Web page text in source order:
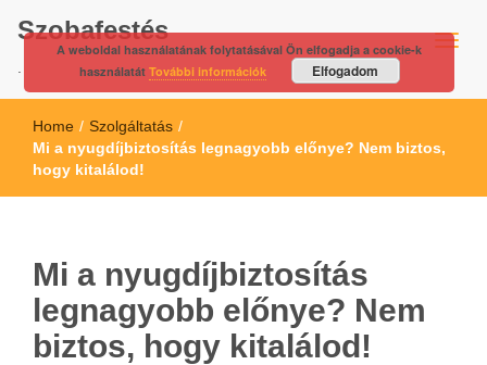
Szobafestés
Home / Szolgáltatás /
Mi a nyugdíjbiztosítás legnagyobb előnye? Nem biztos,
hogy kitalálod!
Mi a nyugdíjbiztosítás
legnagyobb előnye? Nem
biztos, hogy kitalálod!
A weboldal használatának folytatásával Ön elfogadja a cookie-k
használatát További információk Elfogadom